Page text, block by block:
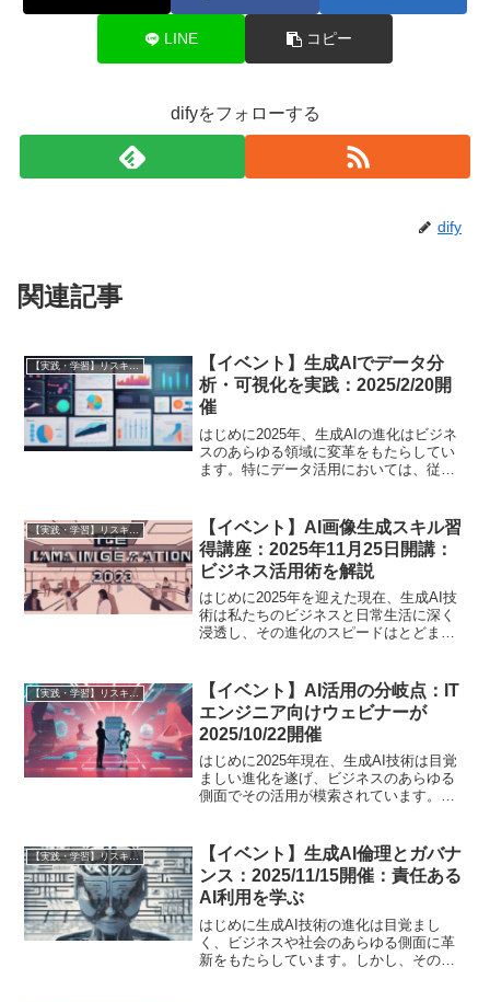
LINE コピー
difyをフォローする
dify
関連記事
【実践・学習】リスキリング成功ガイド（スクール・講座比較）
【イベント】生成AIでデータ分
析・可視化を実践：2025/2/20開
催
はじめに2025年、生成AIの進化はビジネ
スのあらゆる領域に変革をもたらしてい
ます。特にデータ活用においては、従来
大きく効率化され、より多くのビジネス
パーソンが高度な...
【実践・学習】リスキリング成功ガイド（スクール・講座比較）
【イベント】AI画像生成スキル習
得講座：2025年11月25日開講：
ビジネス活用術を解説
はじめに2025年を迎えた現在、生成AI技
術は私たちのビジネスと日常生活に深く
浸透し、その進化のスピードはとどまる
げ、多くの企業や個人がその活用に注目
しています。本記事...
【実践・学習】リスキリング成功ガイド（スクール・講座比較）
【イベント】AI活用の分岐点：IT
エンジニア向けウェビナーが
2025/10/22開催
はじめに2025年現在、生成AI技術は目覚
ましい進化を遂げ、ビジネスのあらゆる
側面でその活用が模索されています。単
持続的な価値を創出していくかが問われ
る「AI活用の分岐点...
【実践・学習】リスキリング成功ガイド（スクール・講座比較）
【イベント】生成AI倫理とガバナ
ンス：2025/11/15開催：責任ある
AI利用を学ぶ
はじめに生成AI技術の進化は目覚まし
く、ビジネスや社会のあらゆる側面に革
新をもたらしています。しかし、その急